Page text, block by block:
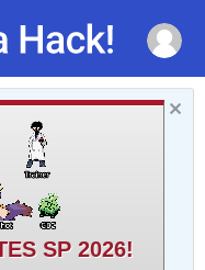
SP 2026!